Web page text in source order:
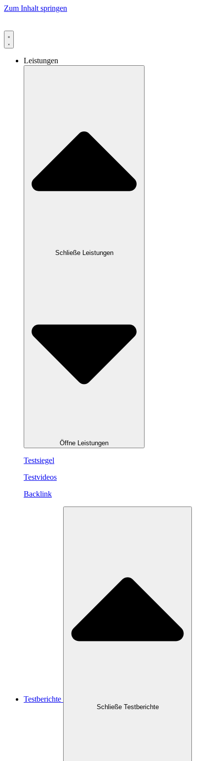
Zum Inhalt springen
Leistungen
Schließe Leistungen
Öffne Leistungen
Testsiegel
Testvideos
Backlink
Testberichte
Schließe Testberichte